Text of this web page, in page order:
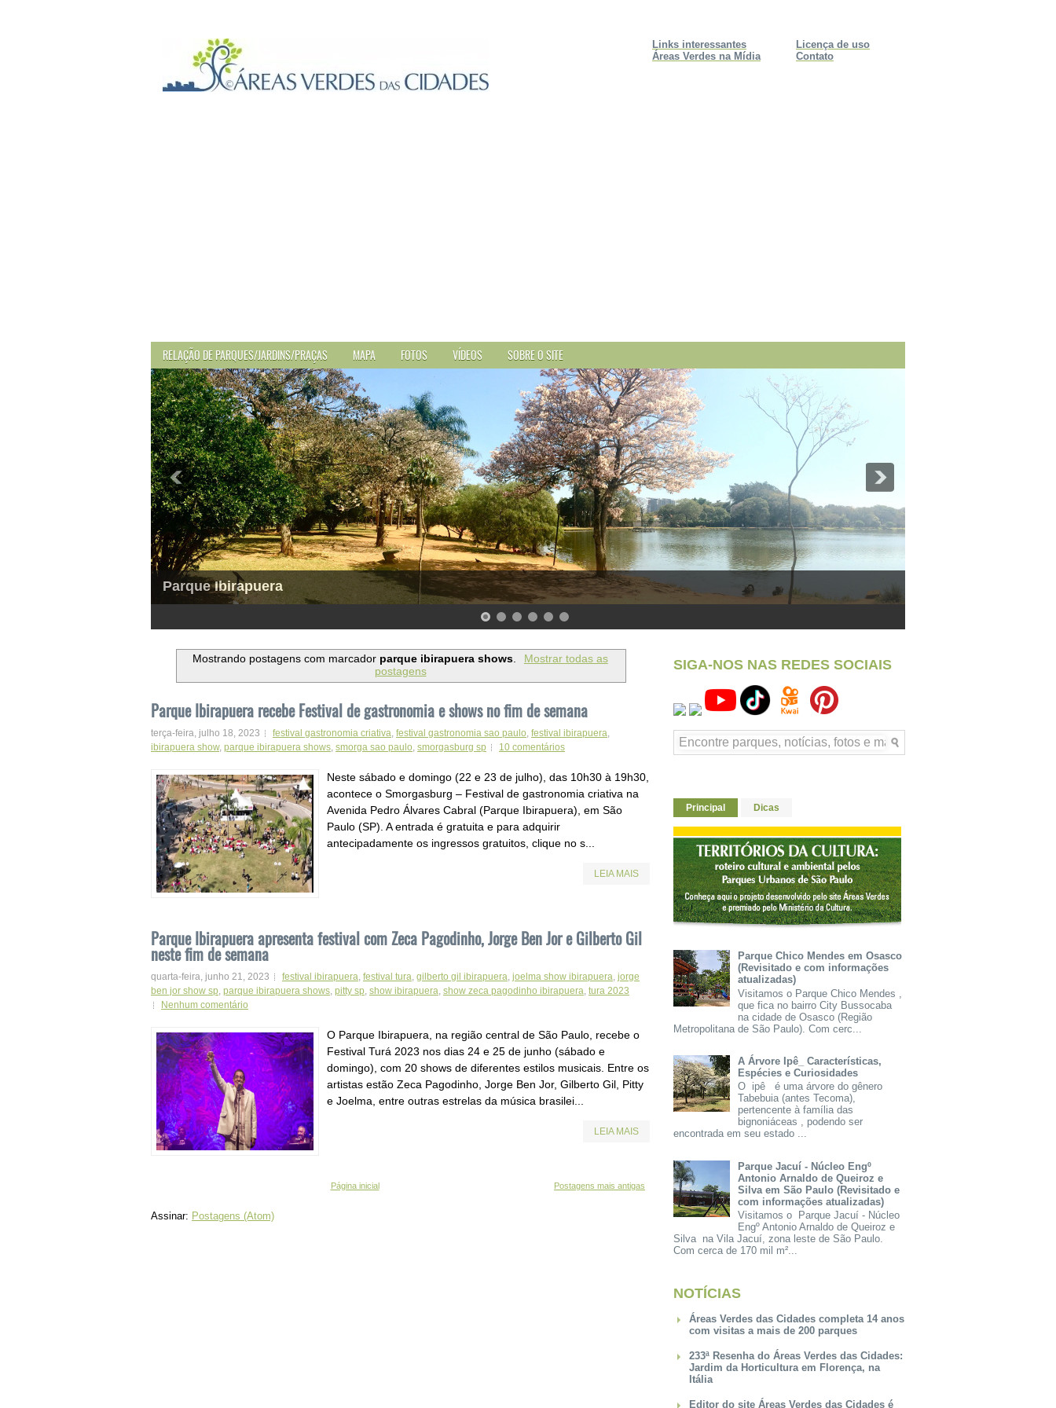
Licença de uso
Contato
Links interessantes
Áreas Verdes na Mídia
RELAÇÃO DE PARQUES/JARDINS/PRAÇAS MAPA FOTOS VÍDEOS SOBRE O SITE
Parque Ibirapuera
Mostrando postagens com marcador parque ibirapuera shows.
Mostrar todas as
postagens
Parque Ibirapuera recebe Festival de gastronomia e shows no fim de semana
terça-feira, julho 18, 2023 festival gastronomia criativa festival gastronomia sao paulo festival ibirapuera
ibirapuera show, parque ibirapuera shows smorga sao paulo smorgasburg sp 10 comentários
Neste sábado e domingo (22 e 23 de julho), das 10h30 à 19h30,
acontece o Smorgasburg – Festival de gastronomia criativa na
Avenida Pedro Álvares Cabral (Parque Ibirapuera), em São
Paulo (SP). A entrada é gratuita e para adquirir
antecipadamente os ingressos gratuitos, clique no s...
LEIA MAIS
Parque Ibirapuera apresenta festival com Zeca Pagodinho, Jorge Ben Jor e Gilberto Gil
neste fim de semana
quarta-feira, junho 21, 2023 festival ibirapuera festival tura gilberto gil ibirapuera joelma show ibirapuera jorge
ben jor show sp parque ibirapuera shows pitty sp show ibirapuera show zeca pagodinho ibirapuera tura 2023
Nenhum comentário
O Parque Ibirapuera, na região central de São Paulo, recebe o
Festival Turá 2023 nos dias 24 e 25 de junho (sábado e
domingo), com 20 shows de diferentes estilos musicais. Entre os
artistas estão Zeca Pagodinho, Jorge Ben Jor, Gilberto Gil, Pitty
e Joelma, entre outras estrelas da música brasilei...
LEIA MAIS
Postagens mais antigas
Página inicial
Assinar: Postagens (Atom)
SIGA-NOS NAS REDES SOCIAIS
Principal Dicas
Parque Chico Mendes em Osasco
(Revisitado e com informações
atualizadas)
Visitamos o Parque Chico Mendes ,
que fica no bairro City Bussocaba
na cidade de Osasco (Região
Metropolitana de São Paulo). Com cerc...
A Árvore Ipê_ Características,
Espécies e Curiosidades
O ipê é uma árvore do gênero
Tabebuia (antes Tecoma),
pertencente à família das
bignoniáceas , podendo ser
encontrada em seu estado ...
Parque Jacuí - Núcleo Engº
Antonio Arnaldo de Queiroz e
Silva em São Paulo (Revisitado e
com informações atualizadas)
Visitamos o Parque Jacuí - Núcleo
Engº Antonio Arnaldo de Queiroz e
Silva na Vila Jacuí, zona leste de São Paulo.
Com cerca de 170 mil m²...
NOTÍCIAS
Áreas Verdes das Cidades completa 14 anos
com visitas a mais de 200 parques
233ª Resenha do Áreas Verdes das Cidades:
Jardim da Horticultura em Florença, na
Itália
Editor do site Áreas Verdes das Cidades é